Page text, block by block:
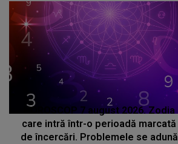
HOROSCOP 7 august 2026. Zodia
care intră într-o perioadă marcată
de încercări. Problemele se adună